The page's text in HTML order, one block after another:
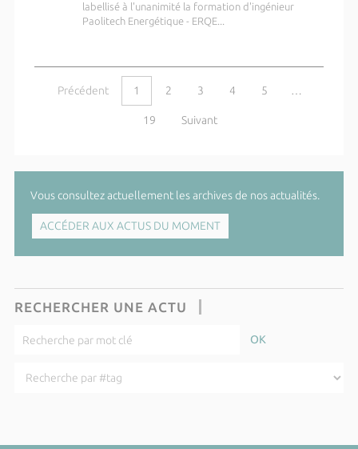
labellisé à l'unanimité la formation d'ingénieur
Paolitech Energétique - ERQE...
Précédent 1 2 3 4 5 …
19 Suivant
Vous consultez actuellement les archives de nos actualités.
ACCÉDER AUX ACTUS DU MOMENT
RECHERCHER UNE ACTU